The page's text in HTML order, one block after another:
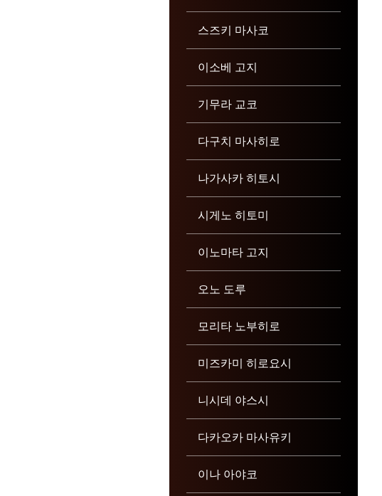
스즈키 마사코
이소베 고지
기무라 교코
다구치 마사히로
나가사카 히토시
시게노 히토미
이노마타 고지
오노 도루
모리타 노부히로
미즈카미 히로요시
니시데 야스시
다카오카 마사유키
이나 아야코